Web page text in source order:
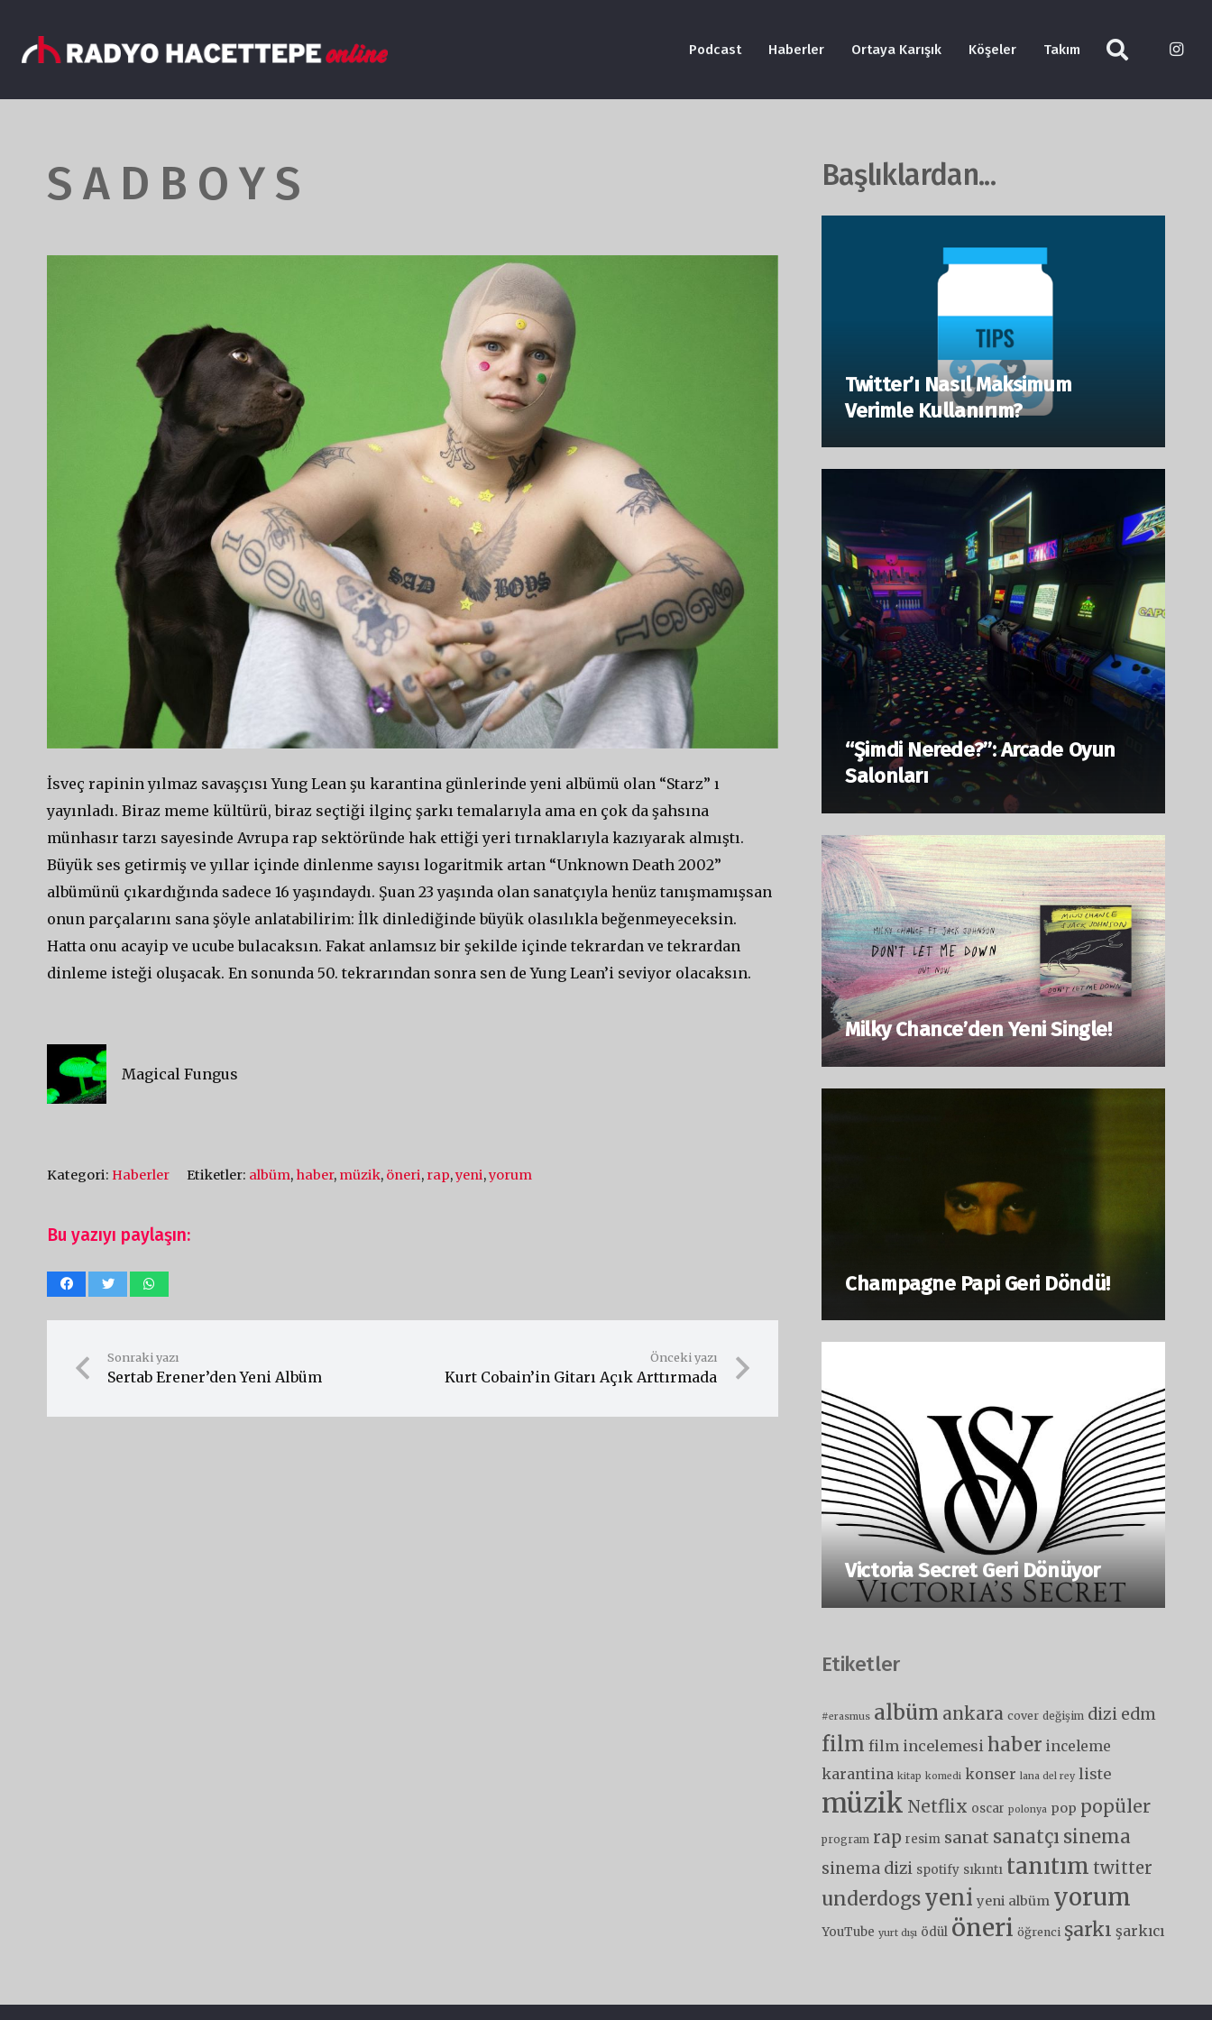
Podcast Haberler Ortaya Karışık Köşeler Takım
S A D B O Y S
İsveç rapinin yılmaz savaşçısı Yung Lean şu karantina günlerinde yeni albümü olan “Starz” ı
yayınladı. Biraz meme kültürü, biraz seçtiği ilginç şarkı temalarıyla ama en çok da şahsına
münhasır tarzı sayesinde Avrupa rap sektöründe hak ettiği yeri tırnaklarıyla kazıyarak almıştı.
Büyük ses getirmiş ve yıllar içinde dinlenme sayısı logaritmik artan “Unknown Death 2002”
albümünü çıkardığında sadece 16 yaşındaydı. Şuan 23 yaşında olan sanatçıyla henüz tanışmamışsan
onun parçalarını sana şöyle anlatabilirim: İlk dinlediğinde büyük olasılıkla beğenmeyeceksin.
Hatta onu acayip ve ucube bulacaksın. Fakat anlamsız bir şekilde içinde tekrardan ve tekrardan
dinleme isteği oluşacak. En sonunda 50. tekrarından sonra sen de Yung Lean’i seviyor olacaksın.
Magical Fungus
Kategori: Haberler Etiketler: albüm, haber, müzik, öneri, rap,yeni,yorum
Bu yazıyı paylaşın:
Sonraki yazı
Sertab Erener’den Yeni Albüm
Önceki yazı
Kurt Cobain’in Gitarı Açık Arttırmada
Başlıklardan...
Twitter’ı Nasıl Maksimum
Verimle Kullanırım?
“Şimdi Nerede?”: Arcade Oyun
Salonları
Milky Chance’den Yeni Single!
Champagne Papi Geri Döndü!
Victoria Secret Geri Dönüyor
Etiketler
#erasmus albüm ankara cover değişim dizi edm
film film incelemesi haber inceleme
karantina kitap komedi konser lana del rey liste
müzik Netflix oscar polonya pop popüler
program rap resim sanat sanatçı sinema
sinema dizi spotify sıkıntı tanıtım twitter
underdogs yeni yeni albüm yorum
YouTube yurt dışı ödül öneri öğrenci şarkı şarkıcı